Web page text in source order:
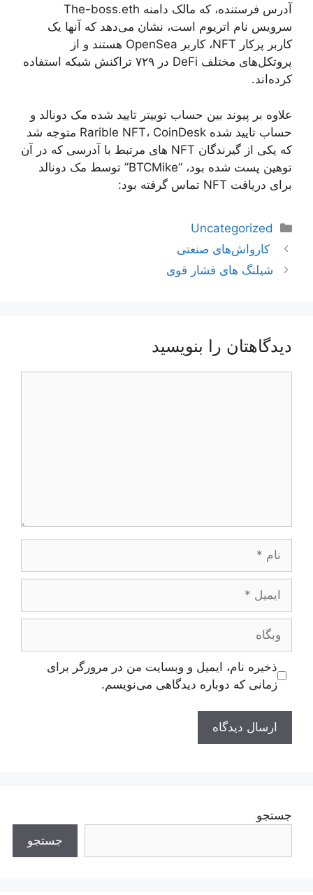
آدرس فرستنده، که مالک دامنه The-boss.eth
سرویس نام اتریوم است، نشان می‌دهد که آنها یک
کاربر پرکار NFT، کاربر OpenSea هستند و از
پروتکل‌های مختلف DeFi در ۷۲۹ تراکنش شبکه استفاده
کرده‌اند.
علاوه بر پیوند بین حساب توییتر تایید شده مک دونالد و
حساب تایید شده Rarible NFT، CoinDesk متوجه شد
که یکی از گیرندگان NFT های مرتبط با آدرسی که در آن
توهین پست شده بود، “BTCMike” توسط مک دونالد
برای دریافت NFT تماس گرفته بود:
دسته‌ها
Uncategorized
ناوبری
نوشته‌ها
کارواش‌های صنعتی
شیلنگ های فشار قوی
دیدگاهتان را بنویسید
وبگاه
ذخیره نام، ایمیل و وبسایت من در مرورگر برای
زمانی که دوباره دیدگاهی می‌نویسم.
جستجو
جستجو